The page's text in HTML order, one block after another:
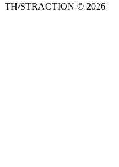
TH/STRACTION © 2026